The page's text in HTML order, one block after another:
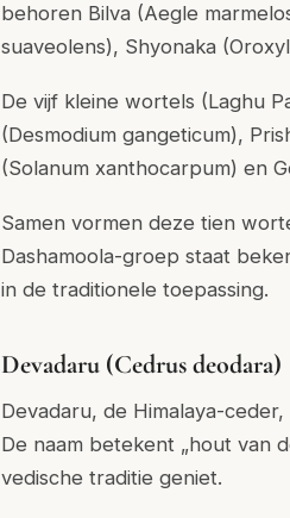
behoren Bilva (Aegle
suaveolens), Shyonaka
De vijf kleine wortels (Laghu
(Desmodium gangeticum),
(Solanum xanthocarpum) en
Samen vormen deze tien
Dashamoola-groep staat
in de traditionele toepassing.
Devadaru (Cedrus deodara)
Devadaru, de Himalaya-
De naam betekent „hout van
vedische traditie geniet.